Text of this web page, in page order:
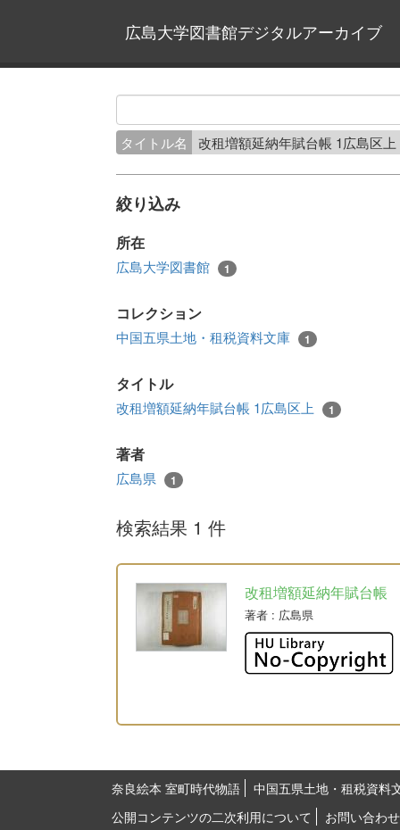
広島大学図書館デジタルアーカイブ
タイトル名 改租増額延納年賦台帳 1広島区上
絞り込み
所在
広島大学図書館 1
コレクション
中国五県土地・租税資料文庫 1
タイトル
改租増額延納年賦台帳 1広島区上 1
著者
広島県 1
検索結果 1 件
改租増額延納年賦台帳
著者 : 広島県
奈良絵本 室町時代物語
中国五県土地・租税資料
公開コンテンツの二次利用について
お問い合わせ